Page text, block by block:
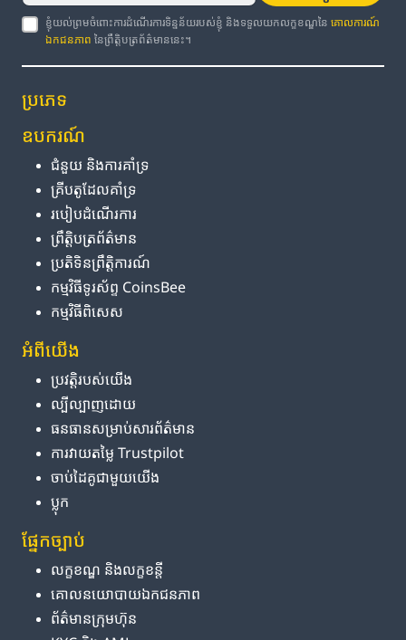
ខ្ញុំយល់ព្រមចំពោះការដំណើរការទិន្នន័យរបស់ខ្ញុំ និងទទួលយកលក្ខខណ្ឌនៃគោលការណ៍
ឯកជនភាព នៃព្រឹត្តិបត្រព័ត៌មាននេះ។
ប្រភេទ
ឧបករណ៍
ជំនួយ និង​ការ​គាំទ្រ
គ្រីបតូ​ដែល​គាំទ្រ
របៀប​ដំណើរការ
ព្រឹត្តិបត្រ​ព័ត៌មាន
ប្រតិទិន​ព្រឹត្តិការណ៍
កម្មវិធី​ទូរស័ព្ទ CoinsBee
កម្មវិធីពិសេស
អំពី​យើង
ប្រវត្តិ​របស់​យើង
ល្បីល្បាញ​ដោយ
ធនធាន​សម្រាប់​សារព័ត៌មាន
ការ​វាយតម្លៃ Trustpilot
ចាប់ដៃគូ​ជាមួយ​យើង
ប្លុក
ផ្នែក​ច្បាប់
លក្ខខណ្ឌ និង​លក្ខខន្តី
គោលនយោបាយ​ឯកជនភាព
ព័ត៌មាន​ក្រុមហ៊ុន